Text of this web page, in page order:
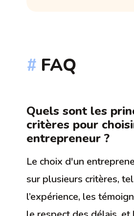
FAQ
Quels sont les
critères pour
entrepreneur ?
Le choix d'un
sur plusieurs critères,
l’expérience, les